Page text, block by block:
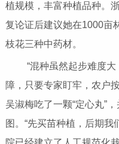
植规模，丰富种植品种。
复论证后建议她在1000亩
枝花三种中药材。
“混种虽然起步难度大
障，只要专家盯牢，农户
吴淑梅吃了一颗“定心丸”
图。“先买苗种植，后期